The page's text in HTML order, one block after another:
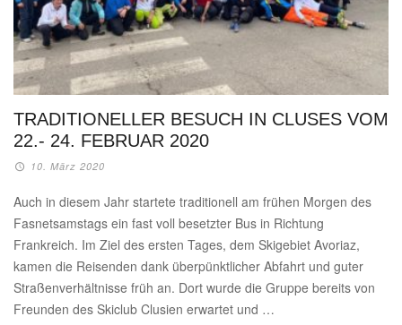
TRADITIONELLER BESUCH IN CLUSES VOM
22.- 24. FEBRUAR 2020
10. März 2020
Auch in diesem Jahr startete traditionell am frühen Morgen des
Fasnetsamstags ein fast voll besetzter Bus in Richtung
Frankreich. Im Ziel des ersten Tages, dem Skigebiet Avoriaz,
kamen die Reisenden dank überpünktlicher Abfahrt und guter
Straßenverhältnisse früh an. Dort wurde die Gruppe bereits von
Freunden des Skiclub Clusien erwartet und …